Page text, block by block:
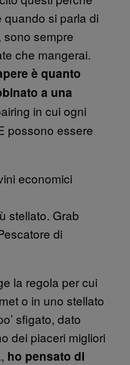
quando si parla di
sono sempre
che mangerai.
è quanto
a una
in cui ogni
possono essere
stellato. Grab
di
la regola per cui
o in uno stellato
sfigato, dato
dei piaceri migliori
ho pensato di